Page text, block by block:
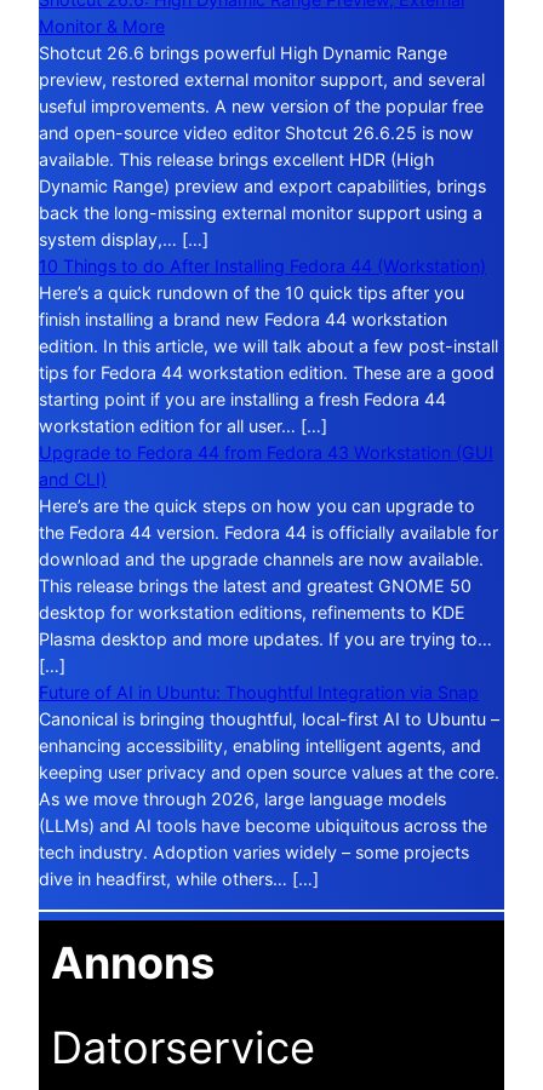
Monitor & More
Shotcut 26.6 brings powerful High Dynamic Range
preview, restored external monitor support, and several
useful improvements. A new version of the popular free
and open-source video editor Shotcut 26.6.25 is now
available. This release brings excellent HDR (High
Dynamic Range) preview and export capabilities, brings
back the long-missing external monitor support using a
system display,… […]
10 Things to do After Installing Fedora 44 (Workstation)
Here’s a quick rundown of the 10 quick tips after you
finish installing a brand new Fedora 44 workstation
edition. In this article, we will talk about a few post-install
tips for Fedora 44 workstation edition. These are a good
starting point if you are installing a fresh Fedora 44
workstation edition for all user… […]
Upgrade to Fedora 44 from Fedora 43 Workstation (GUI
and CLI)
Here’s are the quick steps on how you can upgrade to
the Fedora 44 version. Fedora 44 is officially available for
download and the upgrade channels are now available.
This release brings the latest and greatest GNOME 50
desktop for workstation editions, refinements to KDE
Plasma desktop and more updates. If you are trying to…
[…]
Future of AI in Ubuntu: Thoughtful Integration via Snap
Canonical is bringing thoughtful, local-first AI to Ubuntu –
enhancing accessibility, enabling intelligent agents, and
keeping user privacy and open source values at the core.
As we move through 2026, large language models
(LLMs) and AI tools have become ubiquitous across the
tech industry. Adoption varies widely – some projects
dive in headfirst, while others… […]
Annons
Datorservice